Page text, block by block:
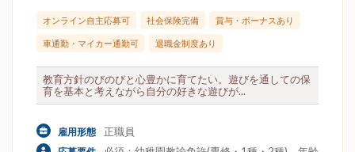
オンライン自主応募可 社会保険完備 賞与・ボーナスあり
車通勤・マイカー通勤可 退職金制度あり
教育方針のびのびと心豊かに育てたい。遊びを通しての保
育を基本と考えながら自分の好きな遊びが...
雇用形態 正職員